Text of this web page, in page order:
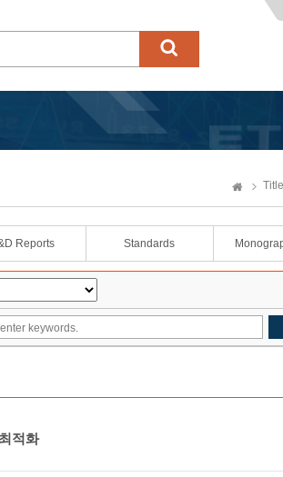
Reports Standards
적화